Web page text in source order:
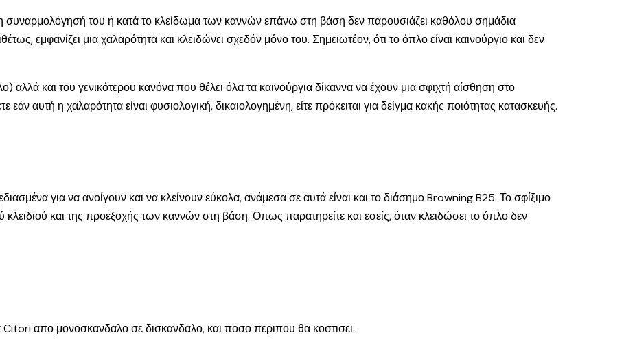
συναρμολόγησή του ή κατά το κλείδωμα των καννών επάνω στη βάση δεν παρουσιάζει καθόλου σημάδια
εμφανίζει μια χαλαρότητα και κλειδώνει σχεδόν μόνο του. Σημειωτέον, ότι το όπλο είναι καινούργιο και δεν
και του γενικότερου κανόνα που θέλει όλα τα καινούργια δίκαννα να έχουν μια σφιχτή αίσθηση στο
αυτή η χαλαρότητα είναι φυσιολογική, δικαιολογημένη, είτε πρόκειται για δείγμα κακής ποιότητας κατασκευής.
για να ανοίγουν και να κλείνουν εύκολα, ανάμεσα σε αυτά είναι και το διάσημο Browning B25. Το σφίξιμο
και της προεξοχής των καννών στη βάση. Οπως παρατηρείτε και εσείς, όταν κλειδώσει το όπλο δεν
απο μονοσκανδαλο σε δισκανδαλο, και ποσο περιπου θα κοστισει…